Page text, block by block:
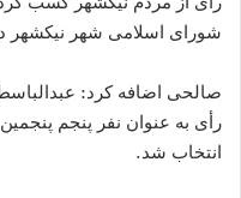
شورای اسلامی شهر نیکشهر
رأی به عنوان نفر پنجم
انتخاب شد.